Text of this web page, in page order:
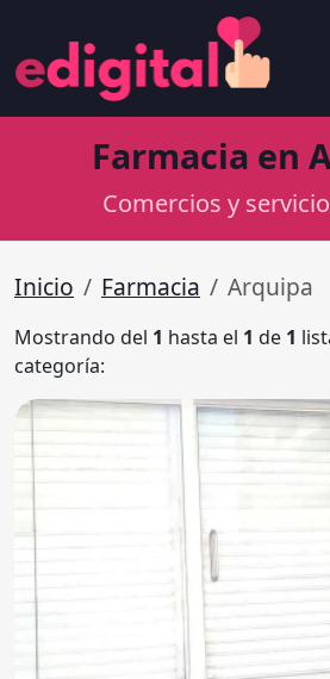
Farmacia en
Comercios y
Inicio Farmacia Arquipa
Mostrando del 1 hasta el 1 de 1
categoría: